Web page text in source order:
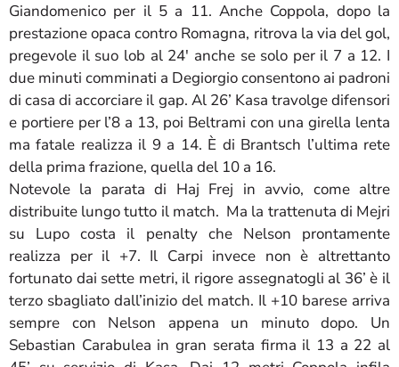
Giandomenico per il 5 a 11. Anche Coppola, dopo la
prestazione opaca contro Romagna, ritrova la via del gol,
pregevole il suo lob al 24′ anche se solo per il 7 a 12. I
due minuti comminati a Degiorgio consentono ai padroni
di casa di accorciare il gap. Al 26’ Kasa travolge difensori
e portiere per l’8 a 13, poi Beltrami con una girella lenta
ma fatale realizza il 9 a 14. È di Brantsch l’ultima rete
della prima frazione, quella del 10 a 16.
Notevole la parata di Haj Frej in avvio, come altre
distribuite lungo tutto il match. Ma la trattenuta di Mejri
su Lupo costa il penalty che Nelson prontamente
realizza per il +7. Il Carpi invece non è altrettanto
fortunato dai sette metri, il rigore assegnatogli al 36’ è il
terzo sbagliato dall’inizio del match. Il +10 barese arriva
sempre con Nelson appena un minuto dopo. Un
Sebastian Carabulea in gran serata firma il 13 a 22 al